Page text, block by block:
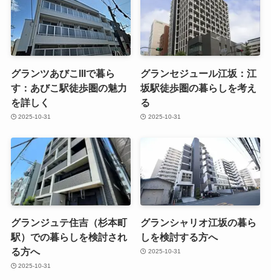
グランツあびこIIIで暮ら
す：あびこ駅徒歩圏の魅力
を詳しく
2025-10-31
グランセジュール江坂：江
坂駅徒歩圏の暮らしを考え
る
2025-10-31
グランジュテ住吉（杉本町
駅）での暮らしを検討され
る方へ
2025-10-31
グランシャリオ江坂の暮ら
しを検討する方へ
2025-10-31